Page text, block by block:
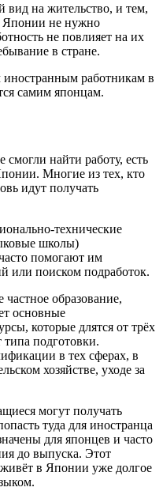
на жительство, и тем,
Японии не нужно
не повлияет на их
в стране.
работникам в
самим японцам.
смогли найти работу, есть
Многие из тех, кто
идут получать
технические
школы)
помогают им
или поиском подработок.
образование,
основные
которые длятся от трёх
типа подготовки.
в тех сферах, в
хозяйстве, уходе за
могут получать
туда для иностранца
для японцев и часто
до выпуска. Этот
в Японии уже долгое